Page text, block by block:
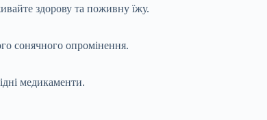
здорову та поживну їжу.
сонячного опромінення.
медикаменти.